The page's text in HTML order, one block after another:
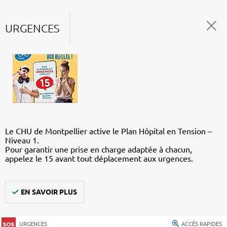
URGENCES
Le CHU de Montpellier active le Plan Hôpital en Tension –
Niveau 1.
Pour garantir une prise en charge adaptée à chacun,
appelez le 15 avant tout déplacement aux urgences.
EN SAVOIR PLUS
URGENCES ACCÈS RAPIDES